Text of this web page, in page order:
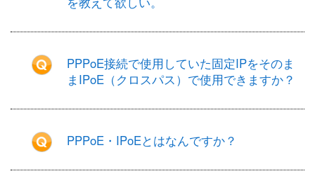
PPPoE接続で使用していた固定IPをそのま
まIPoE（クロスパス）で使用できますか？
PPPoE・IPoEとはなんですか？